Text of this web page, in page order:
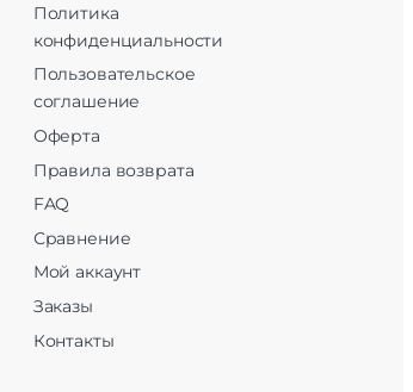
Политика
конфиденциальности
Пользовательское
соглашение
Оферта
Правила возврата
FAQ
Сравнение
Мой аккаунт
Заказы
Контакты